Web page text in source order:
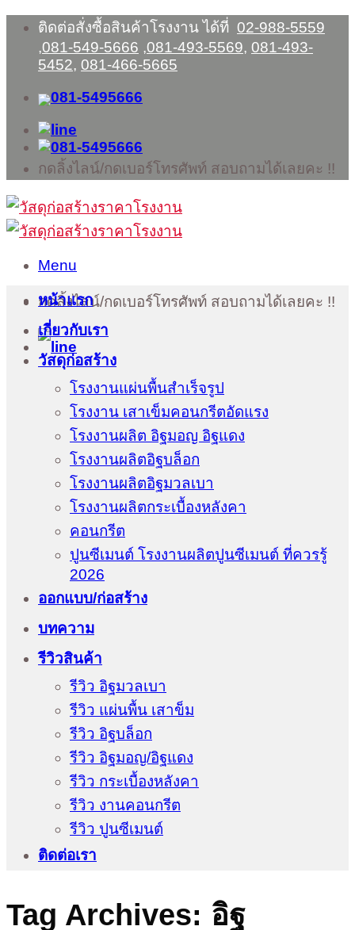
Skip
content
ติดต่อสั่งซื้อสินค้าโรงงาน ได้ที่ 02-988-5559
,081-549-5666 ,081-493-5569, 081-493-
5452, 081-466-5665
กดลิ้งไลน์/กดเบอร์โทรศัพท์ สอบถามได้เลยคะ !!
Menu
กดลิ้งไลน์/กดเบอร์โทรศัพท์ สอบถามได้เลยคะ !!
หน้าแรก
เกี่ยวกับเรา
วัสดุก่อสร้าง
โรงงานแผ่นพื้นสำเร็จรูป
โรงงาน เสาเข็มคอนกรีตอัดแรง
โรงงานผลิต อิฐมอญ อิฐแดง
โรงงานผลิตอิฐบล็อก
โรงงานผลิตอิฐมวลเบา
โรงงานผลิตกระเบื้องหลังคา
คอนกรีต
ปูนซีเมนต์ โรงงานผลิตปูนซีเมนต์ ที่ควรรู้
2026
ออกแบบ/ก่อสร้าง
บทความ
รีวิวสินค้า
รีวิว อิฐมวลเบา
รีวิว แผ่นพื้น เสาข็ม
รีวิว อิฐบล็อก
รีวิว อิฐมอญ/อิฐแดง
รีวิว กระเบื้องหลังคา
รีวิว งานคอนกรีต
รีวิว ปูนซีเมนต์
ติดต่อเรา
Tag Archives: อิฐ